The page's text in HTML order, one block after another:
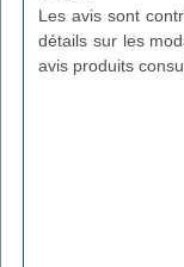
Les avis sont
détails sur les
avis produits